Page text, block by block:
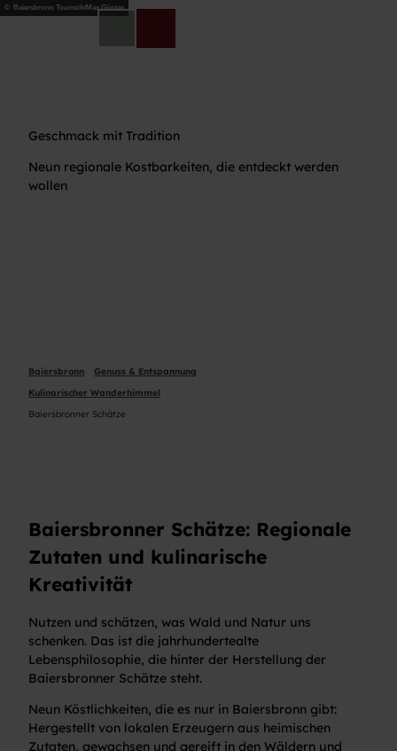
Z© Baiersbronn Touristik/Max Günter
Geschmack mit Tradition
Neun regionale Kostbarkeiten, die entdeckt werden
wollen
Baiersbronn
Genuss & Entspannung
Kulinarischer Wanderhimmel
Baiersbronner Schätze
Baiersbronner Schätze: Regionale
Zutaten und kulinarische
Kreativität
Nutzen und schätzen, was Wald und Natur uns
schenken. Das ist die jahrhundertealte
Lebensphilosophie, die hinter der Herstellung der
Baiersbronner Schätze steht.
Neun Köstlichkeiten, die es nur in Baiersbronn gibt:
Hergestellt von lokalen Erzeugern aus heimischen
Zutaten, gewachsen und gereift in den Wäldern und